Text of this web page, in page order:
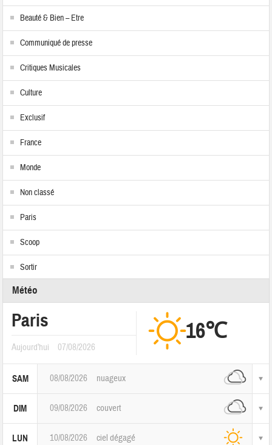
Beauté & Bien – Etre
Communiqué de presse
Critiques Musicales
Culture
Exclusif
France
Monde
Non classé
Paris
Scoop
Sortir
Météo
Paris
Aujourd'hui 07/08/2026
16℃
SAM 08/08/2026 nuageux
DIM 09/08/2026 couvert
LUN 10/08/2026 ciel dégagé